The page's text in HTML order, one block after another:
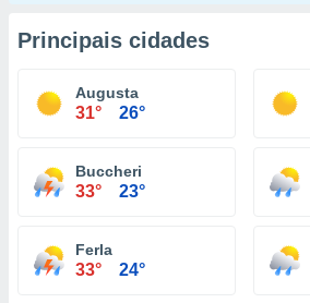
Principais cidades
Augusta
31° 26°
Buccheri
33° 23°
Ferla
33° 24°